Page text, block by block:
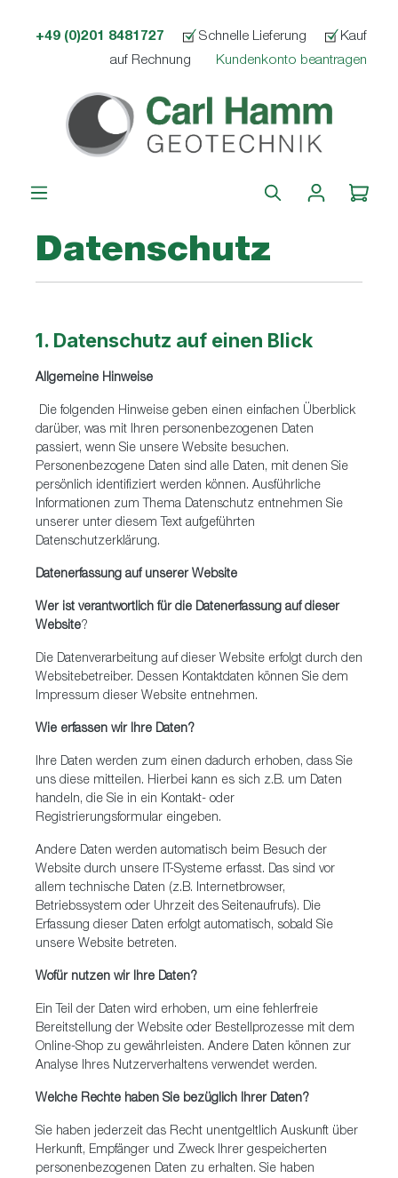
+49 (0)201 8481727 Schnelle Lieferung
Kauf
auf Rechnung
Kundenkonto beantragen
Datenschutz
1. Datenschutz auf einen Blick
Allgemeine Hinweise
Die folgenden Hinweise geben einen einfachen Überblick
darüber, was mit Ihren personenbezogenen Daten
passiert, wenn Sie unsere Website besuchen.
Personenbezogene Daten sind alle Daten, mit denen Sie
persönlich identifiziert werden können. Ausführliche
Informationen zum Thema Datenschutz entnehmen Sie
unserer unter diesem Text aufgeführten
Datenschutzerklärung.
Datenerfassung auf unserer Website
Wer ist verantwortlich für die Datenerfassung auf dieser
Website?
Die Datenverarbeitung auf dieser Website erfolgt durch den
Websitebetreiber. Dessen Kontaktdaten können Sie dem
Impressum dieser Website entnehmen.
Wie erfassen wir Ihre Daten?
Ihre Daten werden zum einen dadurch erhoben, dass Sie
uns diese mitteilen. Hierbei kann es sich z.B. um Daten
handeln, die Sie in ein Kontakt- oder
Registrierungsformular eingeben.
Andere Daten werden automatisch beim Besuch der
Website durch unsere IT-Systeme erfasst. Das sind vor
allem technische Daten (z.B. Internetbrowser,
Betriebssystem oder Uhrzeit des Seitenaufrufs). Die
Erfassung dieser Daten erfolgt automatisch, sobald Sie
unsere Website betreten.
Wofür nutzen wir Ihre Daten?
Ein Teil der Daten wird erhoben, um eine fehlerfreie
Bereitstellung der Website oder Bestellprozesse mit dem
Online-Shop zu gewährleisten. Andere Daten können zur
Analyse Ihres Nutzerverhaltens verwendet werden.
Welche Rechte haben Sie bezüglich Ihrer Daten?
Sie haben jederzeit das Recht unentgeltlich Auskunft über
Herkunft, Empfänger und Zweck Ihrer gespeicherten
personenbezogenen Daten zu erhalten. Sie haben